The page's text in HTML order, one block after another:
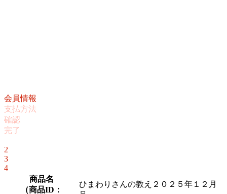
会員情報
支払方法
確認
完了
2
3
4
商品名
（商品ID：
ひまわりさんの教え２０２５年１２月